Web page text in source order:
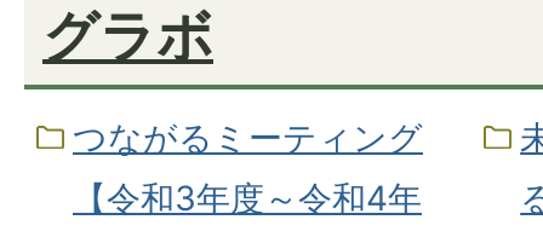
グラボ
つながるミーティング
【令和3年度～令和4年